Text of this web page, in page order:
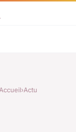
Accueil›Actu